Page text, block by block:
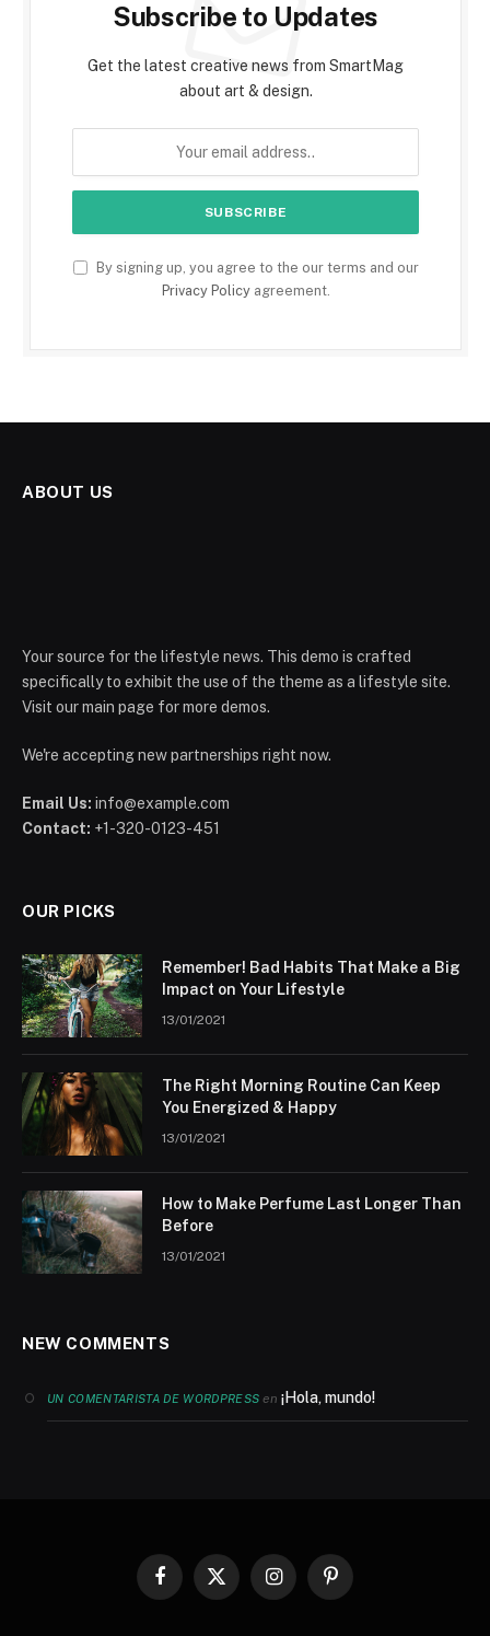
Subscribe to Updates
Get the latest creative news from SmartMag
about art & design.
By signing up, you agree to the our terms and our
Privacy Policyagreement.
ABOUT US
Your source for the lifestyle news. This demo is crafted
specifically to exhibit the use of the theme as a lifestyle site.
Visit our main page for more demos.
We're accepting new partnerships right now.
Email Us: info@example.com
Contact: +1-320-0123-451
OUR PICKS
Remember! Bad Habits That Make a Big
Impact on Your Lifestyle
13/01/2021
The Right Morning Routine Can Keep
You Energized & Happy
13/01/2021
How to Make Perfume Last Longer Than
Before
13/01/2021
NEW COMMENTS
UN COMENTARISTA DE WORDPRESS en¡Hola, mundo!
Facebook
X
InstagramPinterest